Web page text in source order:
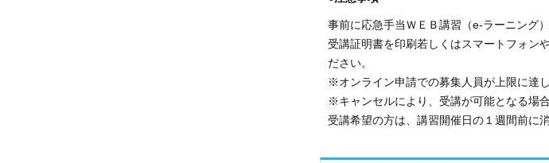
事前に応急手当ＷＥＢ講習（e-ラーニング
受講証明書を印刷若しくはスマートフォン
ださい。
※オンライン申請での募集人員が上限に達
※キャンセルにより、受講が可能となる場合
受講希望の方は、講習開催日の１週間前に